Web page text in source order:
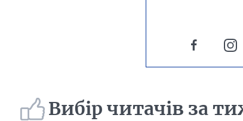
Вибір читачів за